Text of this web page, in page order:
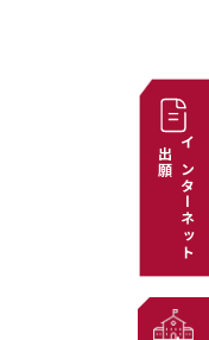
インターネット
出願